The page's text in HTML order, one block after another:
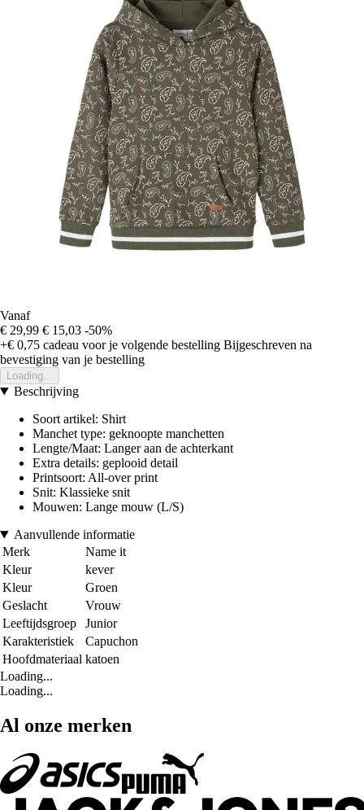
Vanaf
€ 29,99 € 15,03 -50%
+€ 0,75 cadeau voor je volgende bestelling Bijgeschreven na
bevestiging van je bestelling
Loading...
Beschrijving
Soort artikel: Shirt
Manchet type: geknoopte manchetten
Lengte/Maat: Langer aan de achterkant
Extra details: geplooid detail
Printsoort: All-over print
Snit: Klassieke snit
Mouwen: Lange mouw (L/S)
Aanvullende informatie
Merk
Name it
Kleur
kever
Kleur
Groen
Geslacht
Vrouw
Leeftijdsgroep
Junior
Karakteristiek
Capuchon
Hoofdmateriaal katoen
Loading...
Loading...
Al onze merken